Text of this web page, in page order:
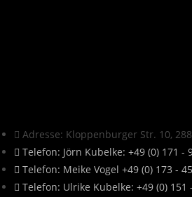
Adresse: Kloppenburger Str. 10,
Telefon: Jörn Kubelke: +49 (0) 171 -
Telefon: Meike Vogel +49 (0) 173 -
Telefon: Ulrike Kubelke: +49 (0) 151